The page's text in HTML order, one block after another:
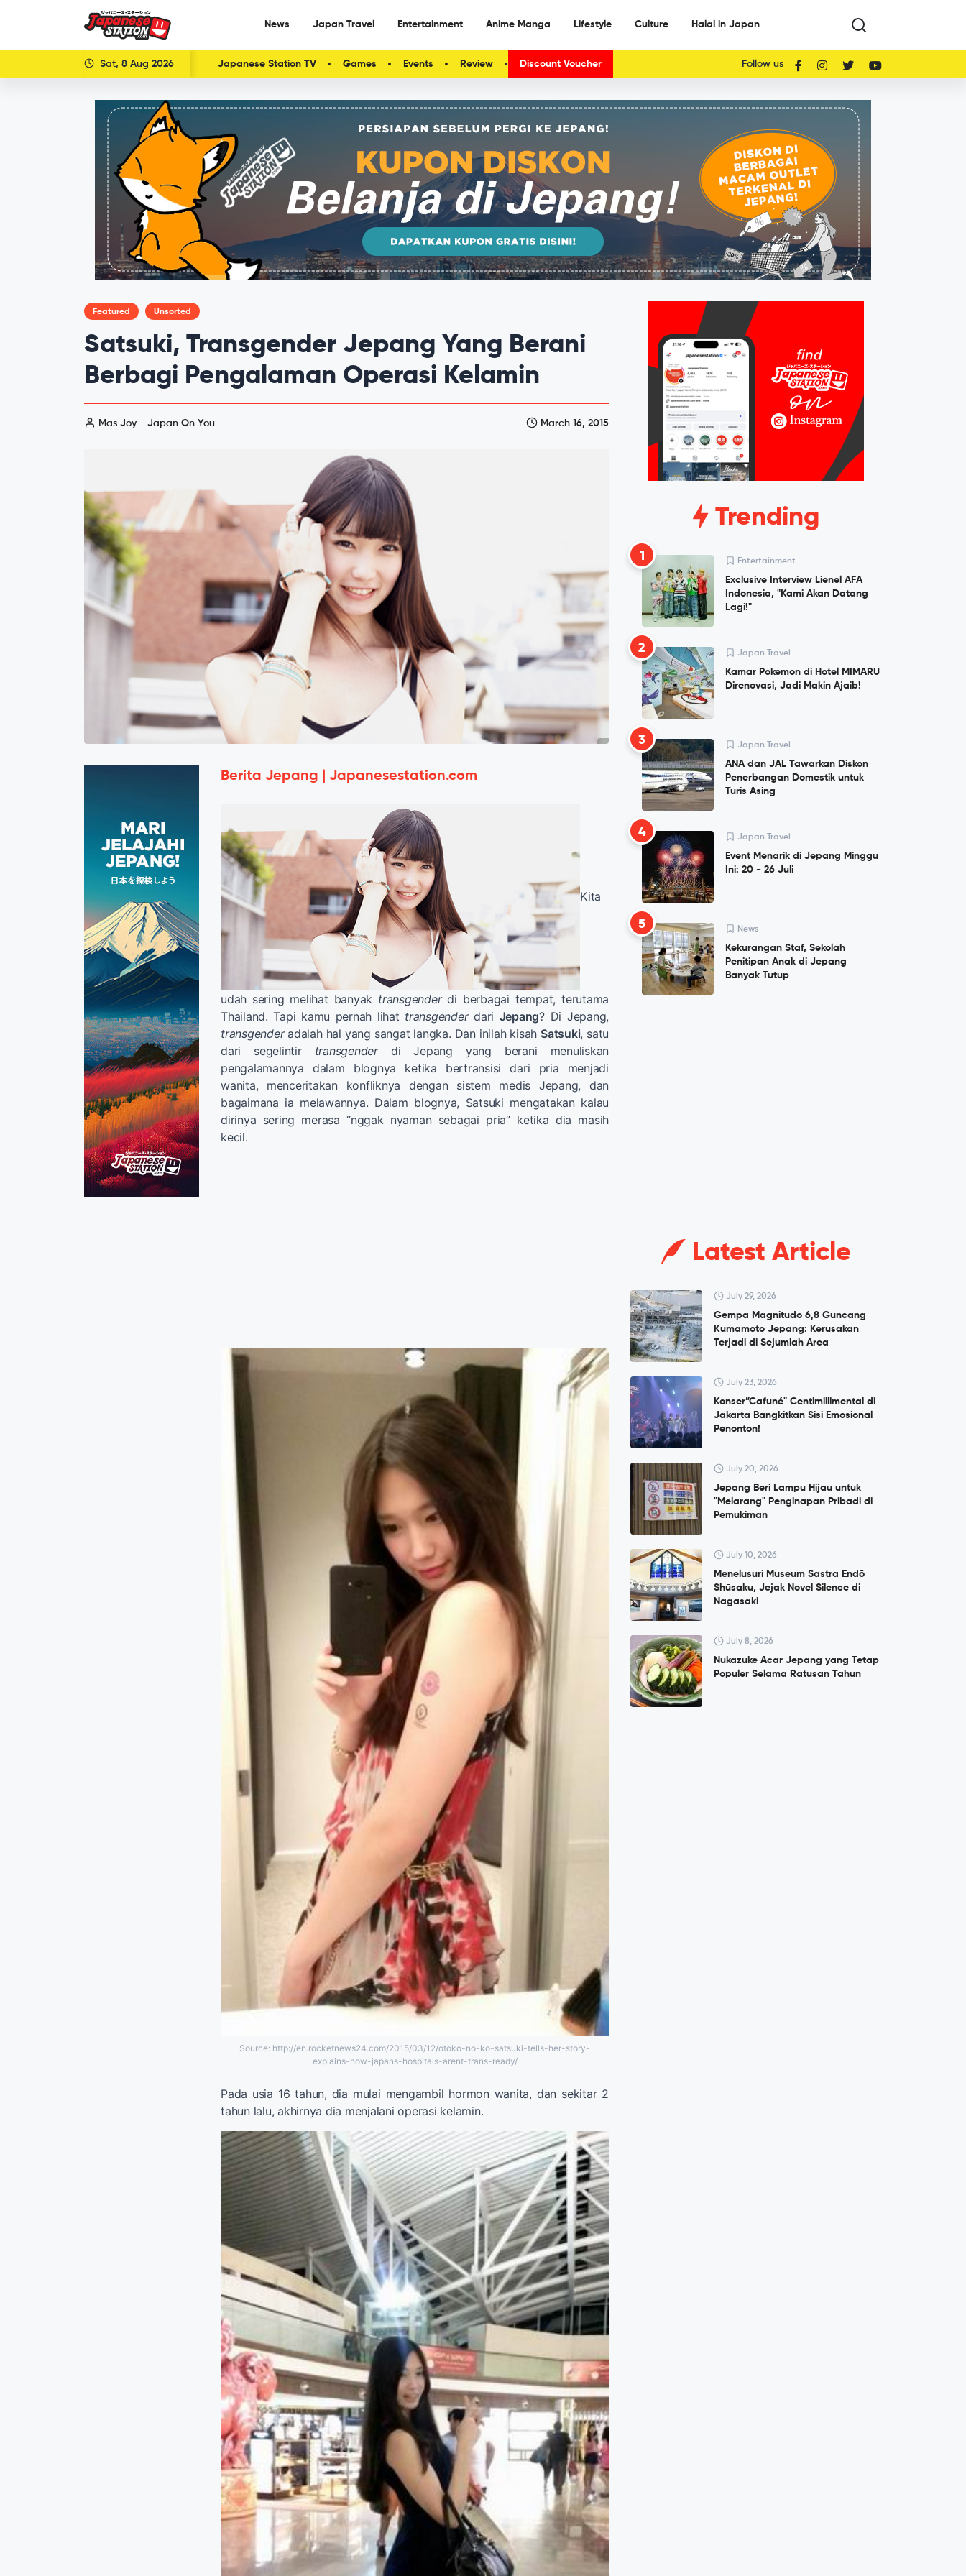
News Japan Travel Entertainment Anime Manga Lifestyle Culture Halal in Japan
Sat, 8 Aug 2026 Japanese Station TV Games Events Review Discount Voucher Follow us
Featured Unsorted
Satsuki, Transgender Jepang Yang Berani
Berbagi Pengalaman Operasi Kelamin
Mas Joy - Japan On You March 16, 2015
Berita Jepang | Japanesestation.com
Kita
udah sering melihat banyak transgenderdi berbagai tempat, terutama
Thailand. Tapi kamu pernah lihat transgenderdari Jepang? Di Jepang,
transgenderadalah hal yang sangat langka. Dan inilah kisah Satsuki, satu
dari segelintir transgenderdi Jepang yang berani menuliskan
pengalamannya dalam blognya ketika bertransisi dari pria menjadi
wanita, menceritakan konfliknya dengan sistem medis Jepang, dan
bagaimana ia melawannya. Dalam blognya, Satsuki mengatakan kalau
dirinya sering merasa “nggak nyaman sebagai pria” ketika dia masih
kecil.
Source: http://en.rocketnews24.com/2015/03/12/otoko-no-ko-satsuki-tells-her-story-
explains-how-japans-hospitals-arent-trans-ready/
Pada usia 16 tahun, dia mulai mengambil hormon wanita, dan sekitar 2
tahun lalu, akhirnya dia menjalani operasi kelamin.
Trending
1 Entertainment
Exclusive Interview Lienel AFA
Indonesia, "Kami Akan Datang
Lagi!"
2 Japan Travel
Kamar Pokemon di Hotel MIMARU
Direnovasi, Jadi Makin Ajaib!
3 Japan Travel
ANA dan JAL Tawarkan Diskon
Penerbangan Domestik untuk
Turis Asing
4 Japan Travel
Event Menarik di Jepang Minggu
Ini: 20 - 26 Juli
5 News
Kekurangan Staf, Sekolah
Penitipan Anak di Jepang
Banyak Tutup
Latest Article
July 29, 2026
Gempa Magnitudo 6,8 Guncang
Kumamoto Jepang: Kerusakan
Terjadi di Sejumlah Area
July 23, 2026
Konser”Cafuné" Centimillimental di
Jakarta Bangkitkan Sisi Emosional
Penonton!
July 20, 2026
Jepang Beri Lampu Hijau untuk
"Melarang" Penginapan Pribadi di
Pemukiman
July 10, 2026
Menelusuri Museum Sastra Endō
Shūsaku, Jejak Novel Silence di
Nagasaki
July 8, 2026
Nukazuke Acar Jepang yang Tetap
Populer Selama Ratusan Tahun